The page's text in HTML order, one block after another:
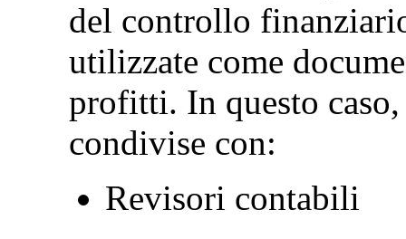
del controllo
utilizzate come
profitti. In questo
condivise con:
Revisori contabili